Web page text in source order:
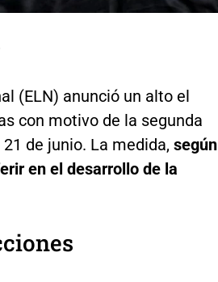
(ELN) anunció un alto el
con motivo de la segunda
de junio. La medida, según
en el desarrollo de la